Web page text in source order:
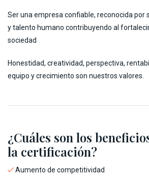
Ser una empresa confiable, reconocida por
y talento humano contribuyendo al
sociedad
Honestidad, creatividad, perspectiva,
equipo y crecimiento son nuestros valores.
¿Cuáles son los
la certificación?
Aumento de competitividad